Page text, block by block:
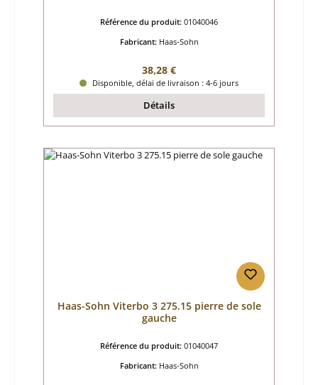
Référence du produit: 01040046
Fabricant: Haas-Sohn
Prix régulier :
38,28 €
Disponible, délai de livraison : 4-6 jours
Détails
Haas-Sohn Viterbo 3 275.15 pierre de sole
gauche
Référence du produit: 01040047
Fabricant: Haas-Sohn